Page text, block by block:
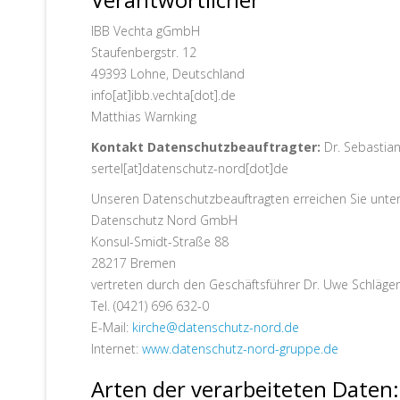
IBB Vechta gGmbH
Staufenbergstr. 12
49393 Lohne, Deutschland
info[at]ibb.vechta[dot].de
Matthias Warnking
Kontakt Datenschutzbeauftragter: Dr.
sertel[at]datenschutz-nord[dot]de
Unseren Datenschutzbeauftragten erreichen Sie unter
Datenschutz Nord GmbH
Konsul-Smidt-Straße 88
28217 Bremen
vertreten durch den Geschäftsführer Dr. Uwe Schläger
Tel. (0421) 696 632-0
E-Mail: kirche@datenschutz-nord.de
Internet: www.datenschutz-nord-gruppe.de
Arten der verarbeiteten Daten: